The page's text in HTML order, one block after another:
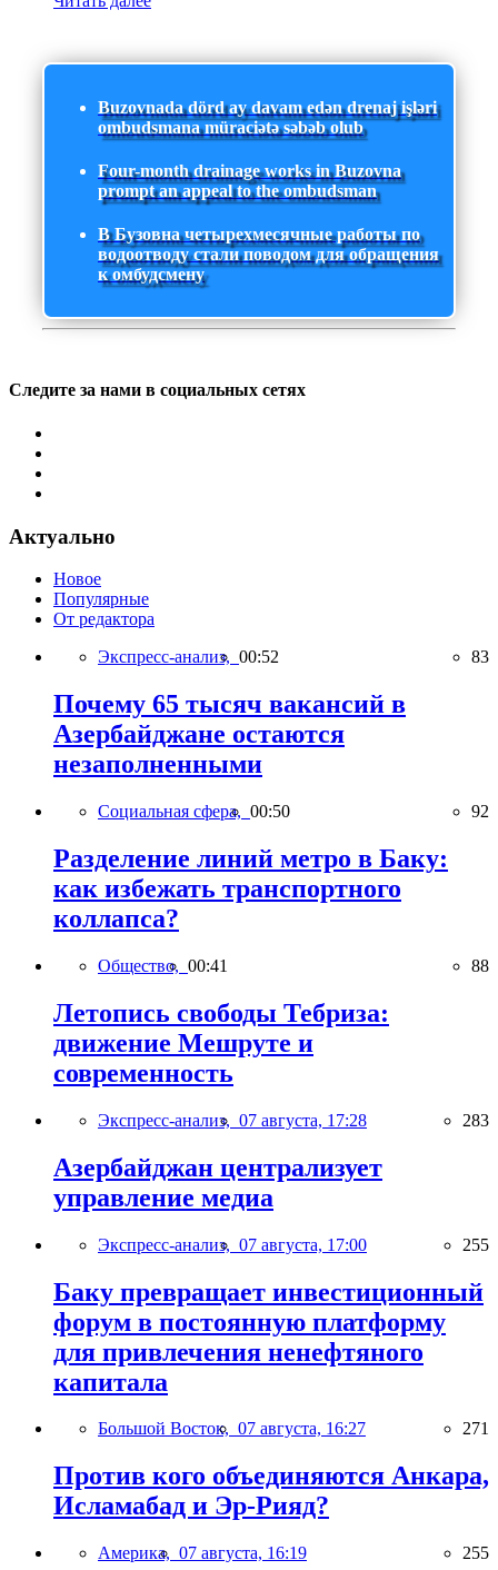
Buzovnada dörd ay davam edən drenaj işləri
ombudsmana müraciətə səbəb olub
Four-month drainage works in Buzovna
prompt an appeal to the ombudsman
В Бузовна четырехмесячные работы по
водоотводу стали поводом для обращения
к омбудсмену
Следите за нами в социальных сетях
Актуально
Новое
Популярные
От редактора
Экспресс-анализ, 00:52 83
Почему 65 тысяч вакансий в
Азербайджане остаются
незаполненными
Социальная сфера, 00:50 92
Разделение линий метро в Баку:
как избежать транспортного
коллапса?
Общество, 00:41 88
Летопись свободы Тебриза:
движение Мешруте и
современность
Экспресс-анализ, 07 августа, 17:28 283
Азербайджан централизует
управление медиа
Экспресс-анализ, 07 августа, 17:00 255
Баку превращает инвестиционный
форум в постоянную платформу
для привлечения ненефтяного
капитала
Большой Восток, 07 августа, 16:27 271
Против кого объединяются Анкара,
Исламабад и Эр-Рияд?
Америка, 07 августа, 16:19 255